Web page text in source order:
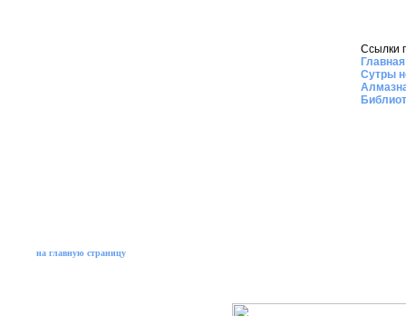
Ссылки
Сутры
на главную страницу